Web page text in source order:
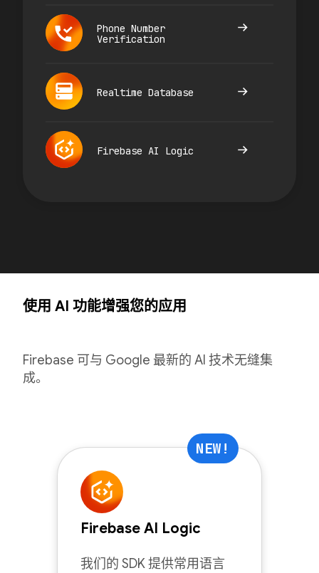
Phone Number
Verification
Realtime Database
Firebase AI Logic
使用 AI 功能增强您的应用
Firebase 可与 Google 最新的 AI 技术无缝集
成。
NEW!
Firebase AI Logic
我们的 SDK 提供常用语言